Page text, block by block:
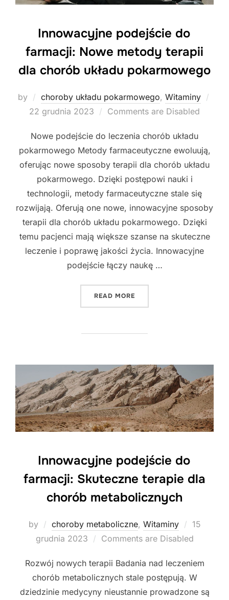
Innowacyjne podejście do
farmacji: Nowe metody terapii
dla chorób układu pokarmowego
by choroby układu pokarmowego, Witaminy
22 grudnia 2023 Comments are Disabled
Nowe podejście do leczenia chorób układu
pokarmowego Metody farmaceutyczne ewoluują,
oferując nowe sposoby terapii dla chorób układu
pokarmowego. Dzięki postępowi nauki i
technologii, metody farmaceutyczne stale się
rozwijają. Oferują one nowe, innowacyjne sposoby
terapii dla chorób układu pokarmowego. Dzięki
temu pacjenci mają większe szanse na skuteczne
leczenie i poprawę jakości życia. Innowacyjne
podejście łączy naukę …
READ MORE
Innowacyjne podejście do
farmacji: Skuteczne terapie dla
chorób metabolicznych
by choroby metaboliczne, Witaminy
Posted
on
15
grudnia 2023
Comments are Disabled
Rozwój nowych terapii Badania nad leczeniem
chorób metabolicznych stale postępują. W
dziedzinie medycyny nieustannie prowadzone są